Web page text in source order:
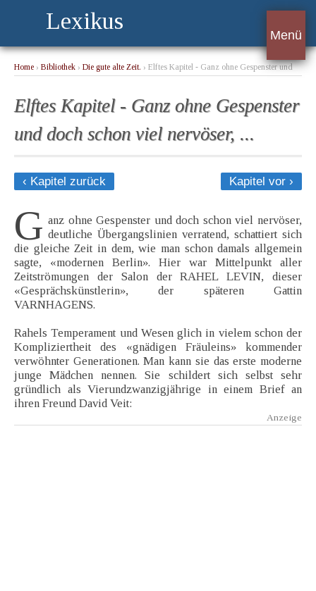
Lexikus
Menü
Home › Bibliothek › Die gute alte Zeit. › Elftes Kapitel - Ganz ohne Gespenster und
Elftes Kapitel - Ganz ohne Gespenster
und doch schon viel nervöser, ...
‹ Kapitel zurück Kapitel vor ›
G anz ohne Gespenster und doch schon viel nervöser,
deutliche Übergangslinien verratend, schattiert sich
die gleiche Zeit in dem, wie man schon damals allgemein
sagte, «modernen Berlin». Hier war Mittelpunkt aller
Zeitströmungen der Salon der RAHEL LEVIN, dieser
«Gesprächskünstlerin», der späteren Gattin
VARNHAGENS.
Rahels Temperament und Wesen glich in vielem schon der
Kompliziertheit des «gnädigen Fräuleins» kommender
verwöhnter Generationen. Man kann sie das erste moderne
junge Mädchen nennen. Sie schildert sich selbst sehr
gründlich als Vierundzwanzigjährige in einem Brief an
ihren Freund David Veit: